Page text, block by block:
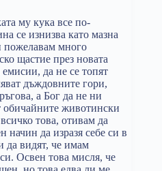
му кука все по-
се изнизва като мазна
пожелавам много
щастие през новата
да не се топят
дъждовните гори,
а Бог да не ни
животински
това, отивам да
начин да изразя себе си в
да видят, че имам
Освен това мисля, че